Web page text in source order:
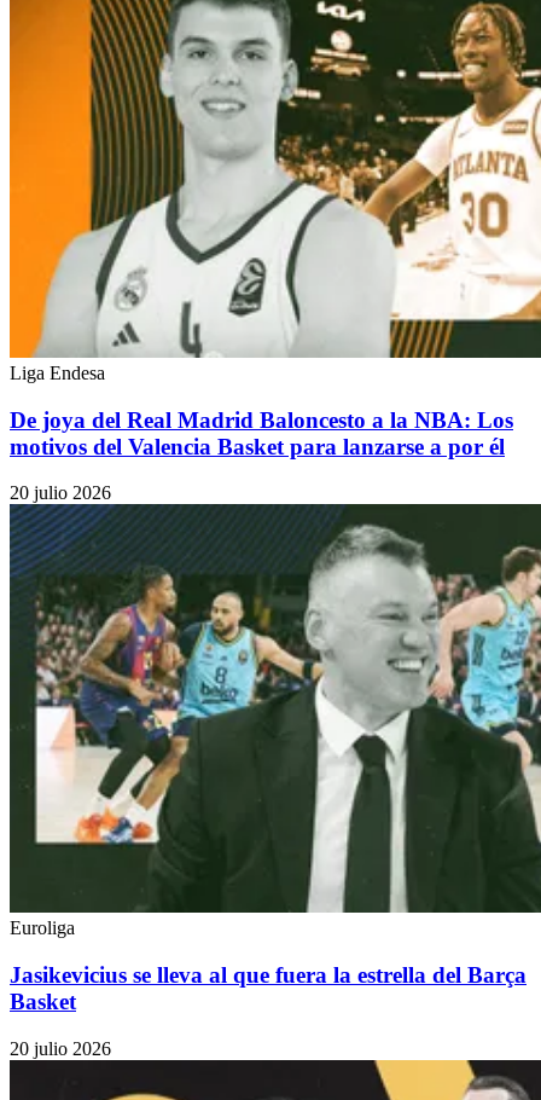
Liga Endesa
De joya del Real Madrid Baloncesto a la NBA: Los
motivos del Valencia Basket para lanzarse a por él
20 julio 2026
Euroliga
Jasikevicius se lleva al que fuera la estrella del Barça
Basket
20 julio 2026